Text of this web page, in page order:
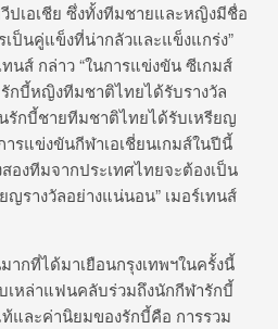
ปเอเชีย ซึ่งทั้งทีมชายและหญิงมีชื่อ
เป็นคู่แข็งที่น่ากลัวและแข็งแกร่ง”
นส์ กล่าว “ในการแข่งขัน ซีเกมส์
กบี้หญิงทีมชาติไทยได้รับรางวัล
รักบี้ชายทีมชาติไทยได้รับเหรียญ
ารแข่งขันกีฬาเอเชี่ยนเกมส์ในปีนี้
องทีมจากประเทศไทยจะต้องเป็น
ญรางวัลอย่างแน่นอน” เมอร์เทนส์
ากที่ได้มาเยือนกรุงเทพฯในครั้งนี้
เหล่าแฟนคลับร่วมถึงนักกีฬารักบี้
และค่านิยมของรักบี้คือ การรวม